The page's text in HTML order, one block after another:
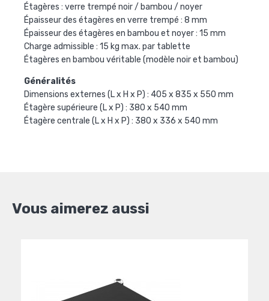
Étagères : verre trempé noir / bambou / noyer
Épaisseur des étagères en verre trempé : 8 mm
Épaisseur des étagères en bambou et noyer : 15 mm
Charge admissible : 15 kg max. par tablette
Étagères en bambou véritable (modèle noir et bambou)
Généralités
Dimensions externes (L x H x P) : 405 x 835 x 550 mm
Étagère supérieure (L x P) : 380 x 540 mm
Étagère centrale (L x H x P) : 380 x 336 x 540 mm
Vous aimerez aussi